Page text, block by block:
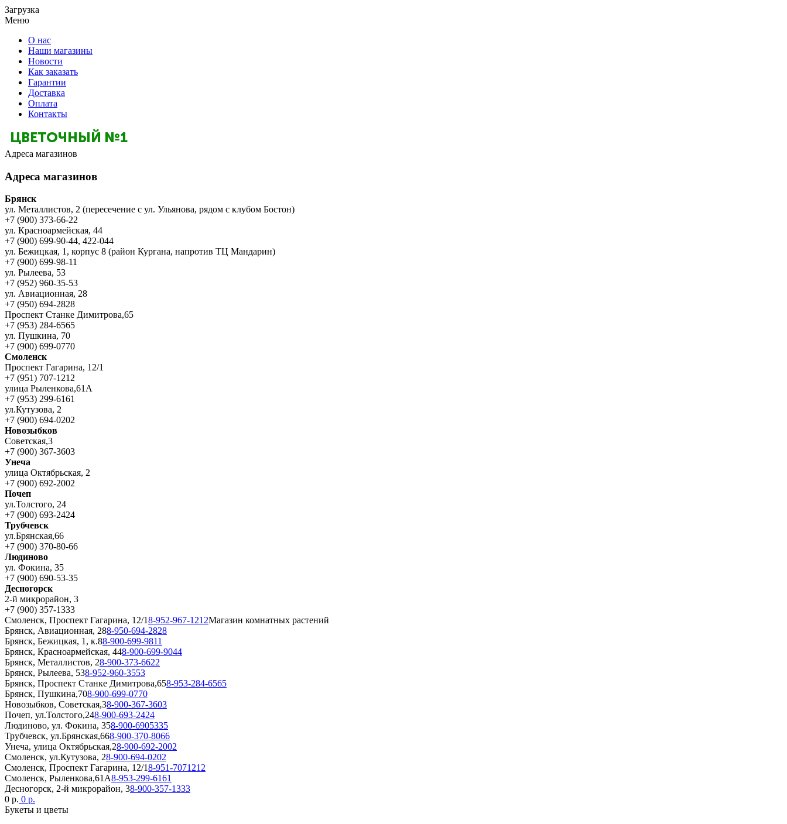
Загрузка
Меню
О нас
Наши магазины
Новости
Как заказать
Гарантии
Доставка
Оплата
Контакты
Адреса магазинов
Адреса магазинов
Брянск
ул. Металлистов, 2 (пересечение с ул. Ульянова, рядом с клубом Бостон)
+7 (900) 373-66-22
ул. Красноармейская, 44
+7 (900) 699-90-44, 422-044
ул. Бежицкая, 1, корпус 8 (район Кургана, напротив ТЦ Мандарин)
+7 (900) 699-98-11
ул. Рылеева, 53
+7 (952) 960-35-53
ул. Авиационная, 28
+7 (950) 694-2828
Проспект Станке Димитрова,65
+7 (953) 284-6565
ул. Пушкина, 70
+7 (900) 699-0770
Смоленск
Проспект Гагарина, 12/1
+7 (951) 707-1212
улица Рыленкова,61А
+7 (953) 299-6161
ул.Кутузова, 2
+7 (900) 694-0202
Новозыбков
Советская,3
+7 (900) 367-3603
Унеча
улица Октябрьская, 2
+7 (900) 692-2002
Почеп
ул.Толстого, 24
+7 (900) 693-2424
Трубчевск
ул.Брянская,66
+7 (900) 370-80-66
Людиново
ул. Фокина, 35
+7 (900) 690-53-35
Десногорск
2-й микрорайон, 3
+7 (900) 357-1333
Смоленск, Проспект Гагарина, 12/18-952-967-1212Магазин комнатных растений
Брянск, Авиационная, 288-950-694-2828
Брянск, Бежицкая, 1, к.88-900-699-9811
Брянск, Красноармейская, 448-900-699-9044
Брянск, Металлистов, 28-900-373-6622
Брянск, Рылеева, 538-952-960-3553
Брянск, Проспект Станке Димитрова,658-953-284-6565
Брянск, Пушкина,708-900-699-0770
Новозыбков, Советская,38-900-367-3603
Почеп, ул.Толстого,248-900-693-2424
Людиново, ул. Фокина, 358-900-6905335
Трубчевск, ул.Брянская,668-900-370-8066
Унеча, улица Октябрьская,28-900-692-2002
Смоленск, ул.Кутузова, 28-900-694-0202
Смоленск, Проспект Гагарина, 12/18-951-7071212
Смоленск, Рыленкова,61А8-953-299-6161
Десногорск, 2-й микрорайон, 38-900-357-1333
0 р. 0 р.
Букеты и цветы